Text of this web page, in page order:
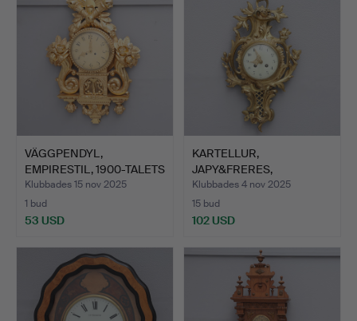
VÄGGPENDYL,
EMPIRESTIL, 1900-TALETS
MITT.
Klubbades 15 nov 2025
1 bud
53 USD
KARTELLUR,
JAPY&FRERES,
ROKOKOSTIL, 1900-T…
Klubbades 4 nov 2025
15 bud
102 USD